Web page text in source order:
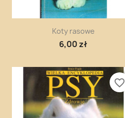
Szybki podgląd
Koty rasowe
6,00 zł
favorite_border